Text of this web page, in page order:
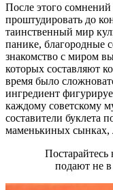
После этого сомнений
проштудировать до
таинственный мир
панике, благородные
знакомство с миром
которых составляют
время было
ингредиент
каждому советскому
составители буклета
маменькиных сынках,
Постарайтесь
подают не в